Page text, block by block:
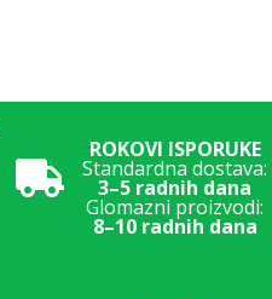
ROKOVI ISPORUKE
Standardna dostava:
3–5 radnih dana
Glomazni proizvodi:
8–10 radnih dana